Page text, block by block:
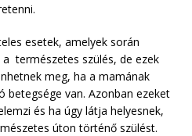
esetek, amelyek során
természetes szülés, de ezek
meg, ha a mamának
betegsége van. Azonban ezeket
és ha úgy látja helyesnek,
úton történő szülést.